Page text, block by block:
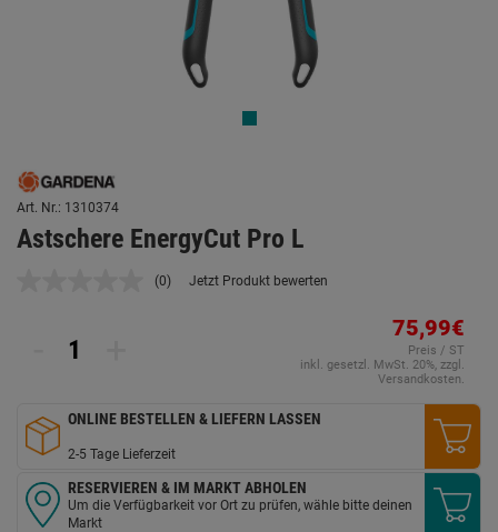
Art. Nr.: 1310374
Astschere EnergyCut Pro L
Kein
(0) Jetzt Produkt bewerten
75,99€
Preis / ST
inkl. gesetzl. MwSt. 20%, zzgl.
Versandkosten.
ONLINE BESTELLEN & LIEFERN LASSEN
2-5 Tage Lieferzeit
RESERVIEREN & IM MARKT ABHOLEN
Um die Verfügbarkeit vor Ort zu prüfen, wähle bitte deinen
Markt